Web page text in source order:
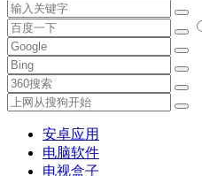
安卓应用
电脑软件
电视盒子